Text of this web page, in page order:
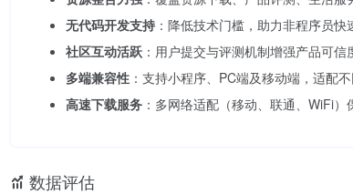
无代码开发支持 ：降低技术门槛，助力非程序员快
社区互动活跃 ：用户提交与评测机制增强产品可信
多端兼容性 ：支持小程序、PC端及移动端，适配不
高速下载服务 ：多网络适配（移动、联通、WiFi）
数据评估